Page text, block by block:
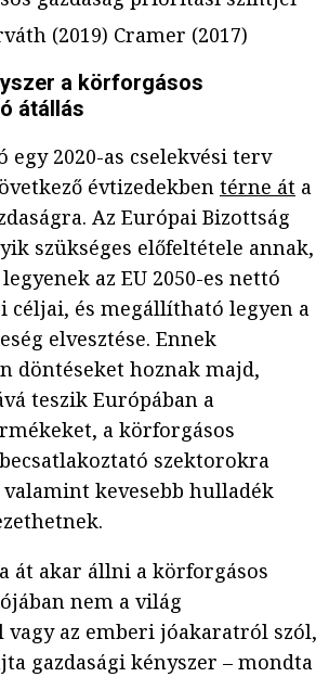
(2019) Cramer (2017)
a körforgásos
átállás
egy 2020-as cselekvési terv
évtizedekben térne át a
Az Európai Bizottság
szükséges előfeltétele annak,
az EU 2050-es nettó
céljai, és megállítható legyen a
elvesztése. Ennek
döntéseket hoznak majd,
teszik Európában a
a körforgásos
szektorokra
kevesebb hulladék
át akar állni a körforgásos
nem a világ
vagy az emberi jóakaratról szól,
gazdasági kényszer – mondta